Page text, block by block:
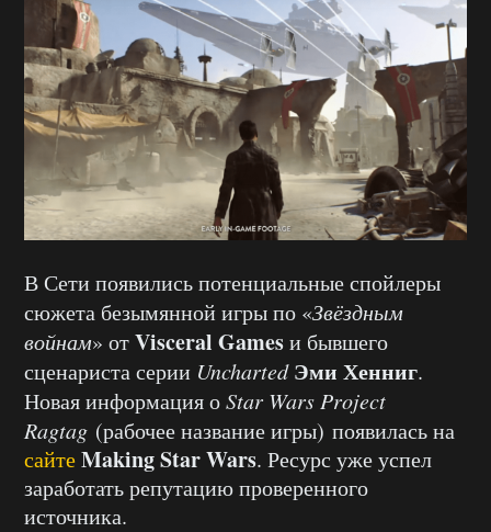
В Сети появились потенциальные спойлеры
сюжета безымянной игры по «Звёздным
войнам» отVisceral Gamesи бывшего
сценариста серии Uncharted Эми Хенниг.
Новая информация оStar Wars Project
Ragtag (рабочее название игры) появилась на
сайтеMaking Star Wars. Ресурс уже успел
заработать репутацию проверенного
источника.